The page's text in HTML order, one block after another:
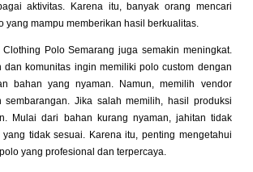
aktivitas. Karena itu, banyak orang mencari
yang mampu memberikan hasil berkualitas.
Polo Semarang juga semakin meningkat.
dan komunitas ingin memiliki polo custom dengan
bahan yang nyaman.
Namun, memilih vendor
sembarangan. Jika salah memilih, hasil produksi
Mulai dari bahan kurang nyaman, jahitan tidak
tidak sesuai. Karena itu, penting mengetahui
yang profesional dan terpercaya.